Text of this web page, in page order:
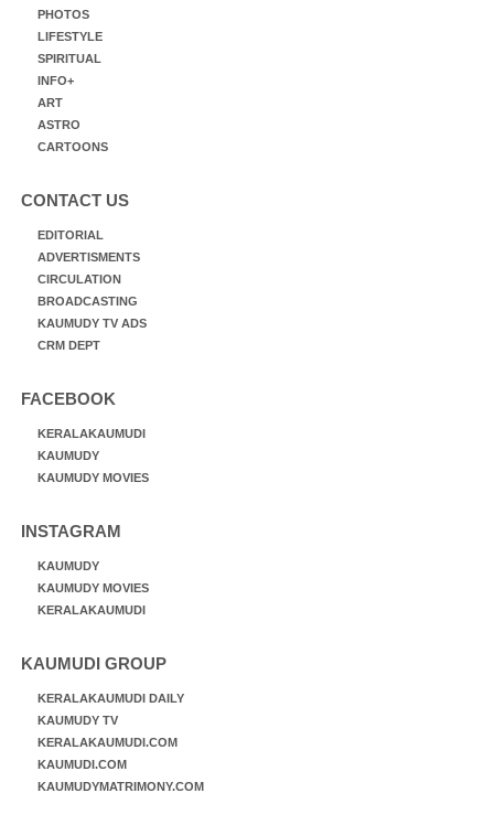
PHOTOS
LIFESTYLE
SPIRITUAL
INFO+
ART
ASTRO
CARTOONS
CONTACT US
EDITORIAL
ADVERTISMENTS
CIRCULATION
BROADCASTING
KAUMUDY TV ADS
CRM DEPT
FACEBOOK
KERALAKAUMUDI
KAUMUDY
KAUMUDY MOVIES
INSTAGRAM
KAUMUDY
KAUMUDY MOVIES
KERALAKAUMUDI
KAUMUDI GROUP
KERALAKAUMUDI DAILY
KAUMUDY TV
KERALAKAUMUDI.COM
KAUMUDI.COM
KAUMUDYMATRIMONY.COM